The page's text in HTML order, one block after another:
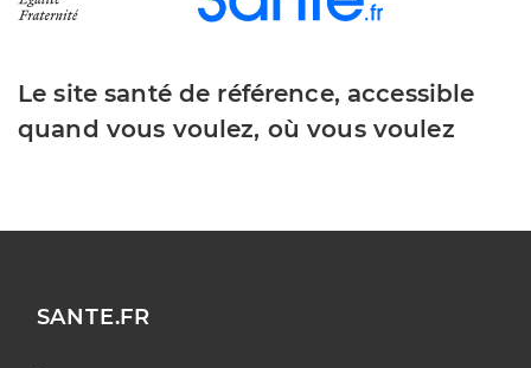
Le site santé de référence, accessible
quand vous voulez, où vous voulez
SANTE.FR